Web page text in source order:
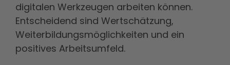
digitalen Werkzeugen arbeiten können.
Entscheidend sind Wertschätzung,
Weiterbildungsmöglichkeiten und ein
positives Arbeitsumfeld.